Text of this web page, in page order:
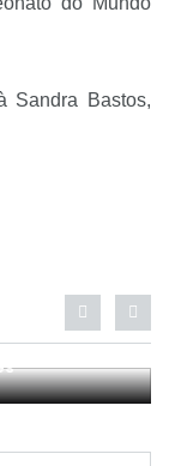
Sandra Bastos,